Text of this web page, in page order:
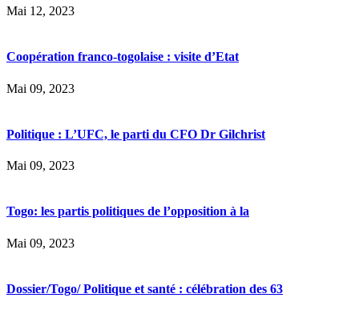
Mai 12, 2023
Coopération franco-togolaise : visite d’Etat
Mai 09, 2023
Politique : L’UFC, le parti du CFO Dr Gilchrist
Mai 09, 2023
Togo: les partis politiques de l’opposition à la
Mai 09, 2023
Dossier/Togo/ Politique et santé : célébration des 63